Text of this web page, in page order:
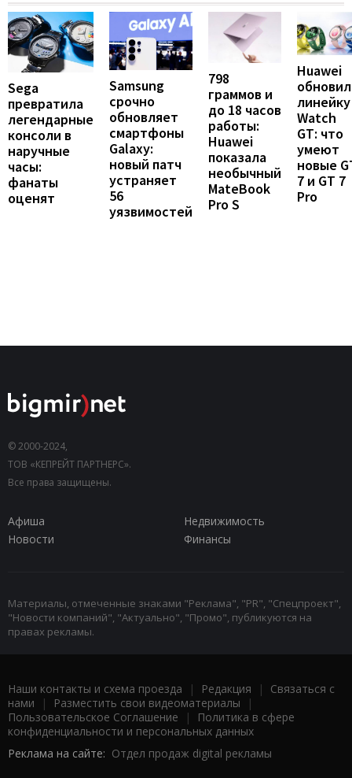
Sega
превратила
легендарные
консоли в
наручные
часы:
фанаты
оценят
Samsung
срочно
обновляет
смартфоны
Galaxy:
новый патч
устраняет
56
уязвимостей
798
граммов и
до 18 часов
работы:
Huawei
показала
необычный
MateBook
Pro S
Huawei
линейку
Watch
GT: что
умеют
новые
7 и GT 7
Pro
© 2000-2024,
ТОВ «КЕПРЕЙТ ПАРТНЕРС».
Все права защищены.
Афиша
Недвижимость
Новости
Финансы
Материалы, отмеченные знаками "Реклама", "PR", "Спецпроект",
"Новости компаний", "Актуально", "Промо", публикуются на
правах рекламы.
Наши контакты и схема проезда | Редакция | Связаться с
нами | Разместить свои видеоматериалы |
Пользовательское Соглашение |
Политика в сфере
конфиденциальности и персональных данных
Реклама на сайте: Отдел продаж digital рекламы